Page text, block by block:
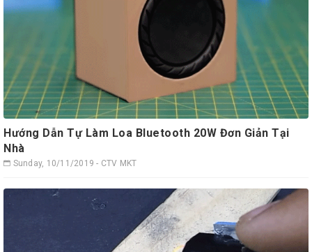
Hướng Dẫn Tự Làm Loa Bluetooth 20W Đơn Giản Tại
Nhà
Sunday, 10/11/2019 - CTV MKT